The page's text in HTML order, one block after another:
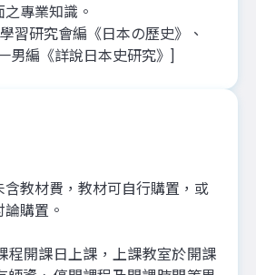
專業知識。
習研究會編《日本の歷史》、
男編《詳說日本史研究》]
含教材費，教材可自行購置，或
購置。
程開課日上課，上課教室於開課